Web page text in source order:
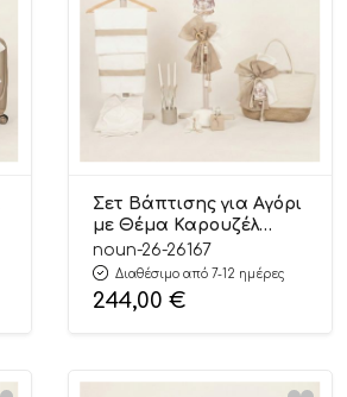
Σετ Βάπτισης για Αγόρι
με Θέμα Καρουζέλ
Μπεζ-Offwhite 26167
noun-26-26167
Διαθέσιμο από 7-12 ημέρες
244,00 €